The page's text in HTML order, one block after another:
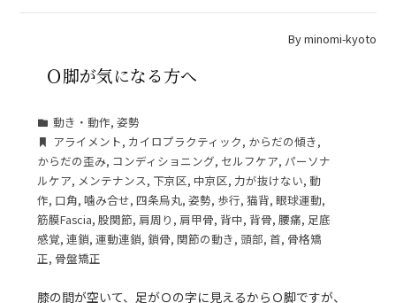
Byminomi-kyoto
Ｏ脚が気になる方へ
動き・動作,姿勢
アライメント, カイロプラクティック, からだの傾き,
からだの歪み, コンディショニング, セルフケア, パーソナ
ルケア, メンテナンス, 下京区,中京区, 力が抜けない,動
作, 口角,噛み合せ,四条烏丸,姿勢, 歩行,猫背,眼球運動,
筋膜Fascia,股関節,肩周り ,肩甲骨, 背中, 背骨,腰痛, 足底
感覚,連鎖,運動連鎖,鎖骨,関節の動き, 頭部,首, 骨格矯
正, 骨盤矯正
膝の間が空いて、足がＯの字に見えるからＯ脚ですが、